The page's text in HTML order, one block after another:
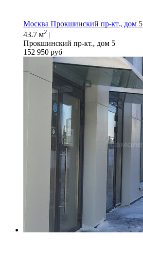
Москва Прокшинский пр-кт., дом 5
43.7 м2 |
Прокшинский пр-кт., дом 5
152 950 руб